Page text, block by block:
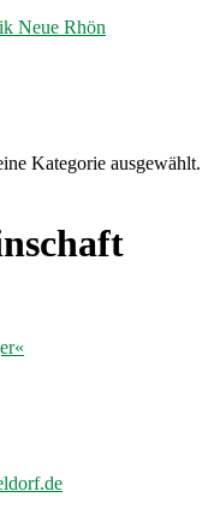
Kategorie ausgewählt.